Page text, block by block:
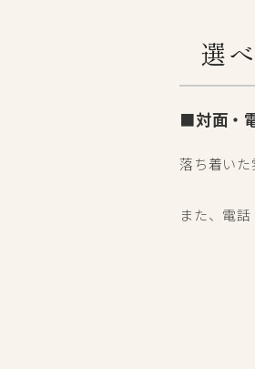
選
■対面・
落ち着いた
また、電